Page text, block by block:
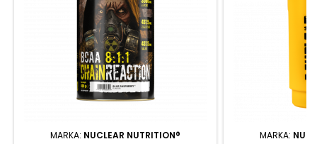
MARKA: NUCLEAR NUTRITION® MARKA: